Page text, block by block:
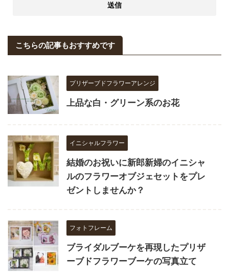
こちらの記事もおすすめです
プリザーブドフラワーアレンジ
上品な白・グリーン系のお花
イニシャルフラワー
結婚のお祝いに新郎新婦のイニシャ
ルのフラワーオブジェセットをプレ
ゼントしませんか？
フォトフレーム
ブライダルブーケを再現したプリザ
ーブドフラワーブーケの写真立て